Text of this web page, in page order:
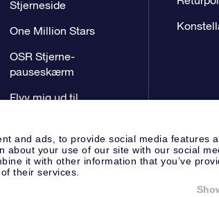
and ads, to provide social media features
about your use of our site with our social
it with other information that you’ve
their services.
Stjerneside
One Million Stars
OSR Stjerne-
pauseskærm
Flyv mig ud til